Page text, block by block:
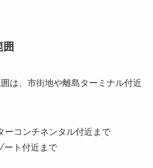
は、市街地や離島ターミナル付近
ーコンチネンタル付近まで
ート付近まで